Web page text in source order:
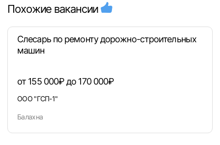
Похожие вакансии
Слесарь по ремонту дорожно-строительных
машин
от 155 000₽ до 170 000₽
ООО "ГСП-1"
Балахна